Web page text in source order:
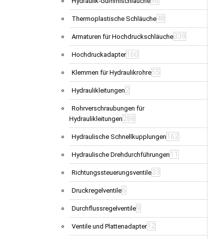
Thermoplastische Schläuche48
Armaturen für Hochdruckschläuche339
Hochdruckadapter 160
Klemmen für Hydraulikrohre55
Hydraulikleitungen 2
Rohrverschraubungen für
Hydraulikleitungen 288
Hydraulische Schnellkupplungen 162
Hydraulische Drehdurchführungen 11
Richtungssteuerungsventile33
Druckregelventile6
Durchflussregelventile9
Ventile und Plattenadapter 12